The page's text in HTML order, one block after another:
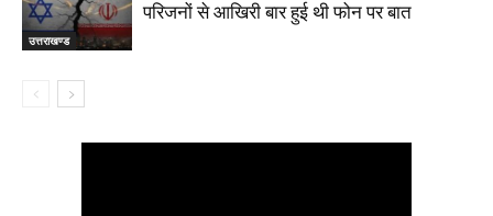
उत्तराखण्ड
परिजनों से आखिरी बार हुई थी फोन पर बात